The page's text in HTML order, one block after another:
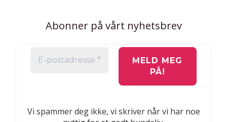
Abonner på vårt nyhetsbrev
Vi spammer deg ikke, vi skriver når vi har noe